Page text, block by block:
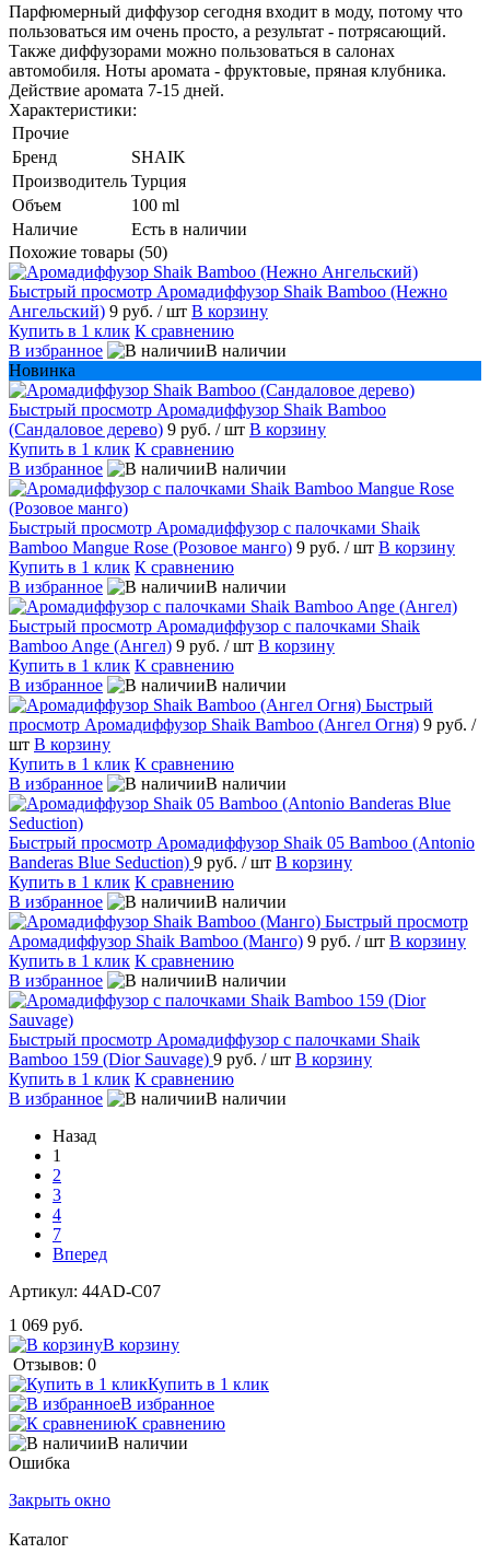
Парфюмерный диффузор сегодня входит в моду, потому что
пользоваться им очень просто, а результат - потрясающий.
Также диффузорами можно пользоваться в салонах
автомобиля. Ноты аромата - фруктовые, пряная клубника.
Действие аромата 7-15 дней.
Характеристики:
Прочие
Бренд
SHAIK
Производитель Турция
Объем
100 ml
Наличие
Есть в наличии
Похожие товары (50)
Быстрый просмотр Аромадиффузор Shaik Bamboo (Нежно
Ангельский) 9 руб. / шт В корзину
Купить в 1 клик К сравнению
В избранное
В наличии
Новинка
Быстрый просмотр Аромадиффузор Shaik Bamboo
(Сандаловое дерево) 9 руб. / шт В корзину
Купить в 1 клик К сравнению
В избранное
В наличии
Быстрый просмотр Аромадиффузор с палочками Shaik
Bamboo Mangue Rose (Розовое манго) 9 руб. / шт В корзину
Купить в 1 клик К сравнению
В избранное
В наличии
Быстрый просмотр Аромадиффузор с палочками Shaik
Bamboo Ange (Ангел) 9 руб. / шт В корзину
Купить в 1 клик К сравнению
В избранное
В наличии
Быстрый
просмотр Аромадиффузор Shaik Bamboo (Ангел Огня) 9 руб. /
шт В корзину
Купить в 1 клик К сравнению
В избранное
В наличии
Быстрый просмотр Аромадиффузор Shaik 05 Bamboo (Antonio
Banderas Blue Seduction) 9 руб. / шт В корзину
Купить в 1 клик К сравнению
В избранное
В наличии
Быстрый просмотр
Аромадиффузор Shaik Bamboo (Манго) 9 руб. / шт В корзину
Купить в 1 клик К сравнению
В избранное
В наличии
Быстрый просмотр Аромадиффузор с палочками Shaik
Bamboo 159 (Dior Sauvage) 9 руб. / шт В корзину
Купить в 1 клик К сравнению
В избранное
В наличии
Назад
1
2
3
4
7
Вперед
Артикул: 44AD-C07
1 069 руб.
В корзину
Отзывов: 0
Купить в 1 клик
В избранное
К сравнению
В наличии
Ошибка
Закрыть окно
Каталог